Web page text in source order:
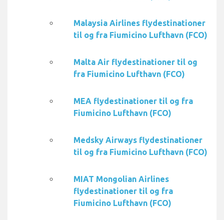
Malaysia Airlines flydestinationer
til og fra Fiumicino Lufthavn (FCO)
Malta Air flydestinationer til og
fra Fiumicino Lufthavn (FCO)
MEA flydestinationer til og fra
Fiumicino Lufthavn (FCO)
Medsky Airways flydestinationer
til og fra Fiumicino Lufthavn (FCO)
MIAT Mongolian Airlines
flydestinationer til og fra
Fiumicino Lufthavn (FCO)